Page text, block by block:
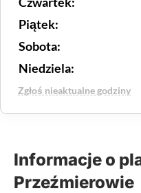
Piątek:
Sobota:
Niedziela:
Zgłoś nieaktualne godziny
Informacje o
Przeźmierowie